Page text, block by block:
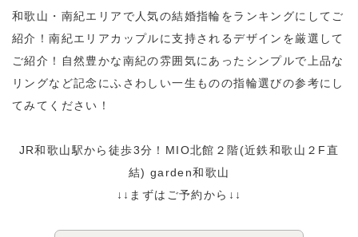
和歌山・南紀エリアで人気の結婚指輪をランキングにしてご
紹介！南紀エリアカップルに支持されるデザインを厳選して
ご紹介！自然豊かな南紀の雰囲気にあったシンプルで上品な
リングなど記念にふさわしい一生ものの指輪選びの参考にし
てみてください！
JR和歌山駅から徒歩3分！MIO北館２階(近鉄和歌山２F直
結) garden和歌山
↓↓まずはご予約から↓↓